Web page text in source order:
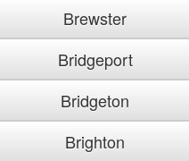
Brewster
Bridgeport
Bridgeton
Brighton